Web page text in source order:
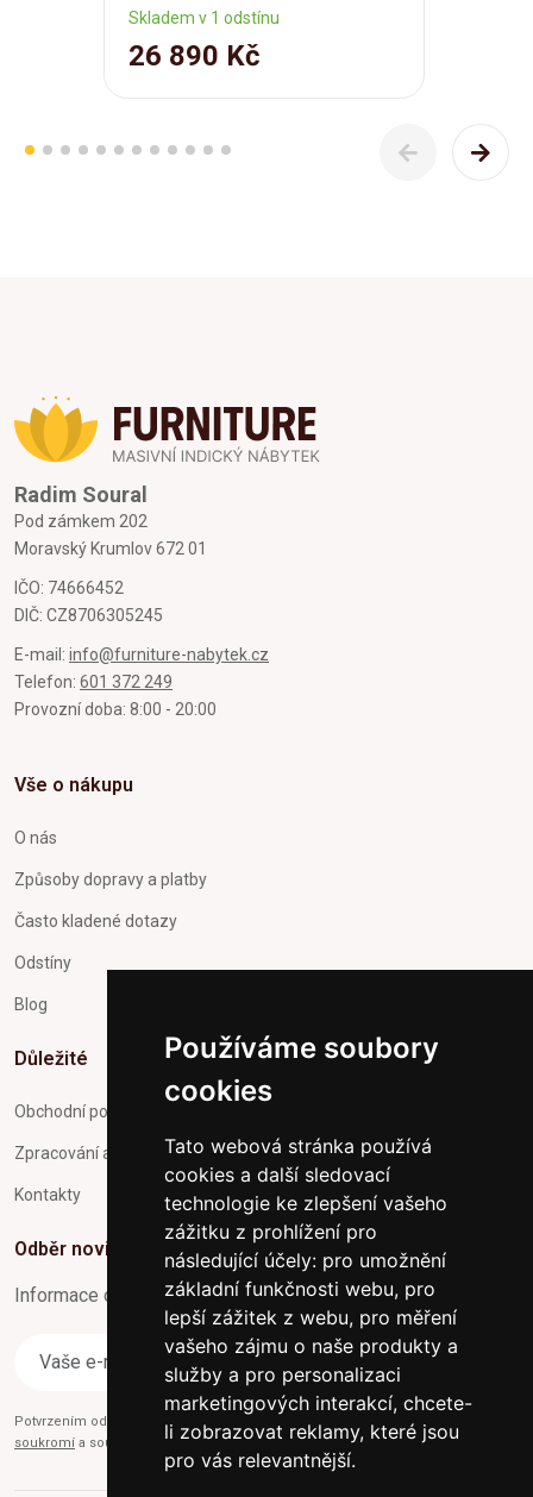
Používáme soubory
cookies
Tato webová stránka používá
cookies a další sledovací
technologie ke zlepšení vašeho
zážitku z prohlížení pro
následující účely: pro umožnění
základní funkčnosti webu, pro
lepší zážitek z webu, pro měření
vašeho zájmu o naše produkty a
služby a pro personalizaci
marketingových interakcí, chcete-
li zobrazovat reklamy, které jsou
pro vás relevantnější.
Skladem v 1 odstínu
26 890 Kč
Radim Soural
Pod zámkem 202
Moravský Krumlov 672 01
IČO: 74666452
DIČ: CZ8706305245
E-mail: info@furniture-nabytek.cz
Telefon: 601 372 249
Provozní doba: 8:00 - 20:00
Vše o nákupu
O nás
Způsoby dopravy a platby
Často kladené dotazy
Odstíny
Blog
Důležité
Obchodní podmínky
Zpracování a ochrana osobních údajů
Kontakty
Odběr novinek
Informace o Novinkách a užitečné rady max. 1x za týden
Odebírat
Potvrzením odběru současně souhlasíte s našimi podmínkami o
soukromí a současně nám udělujete souhlas se zasíláním obchodních e-mailů.